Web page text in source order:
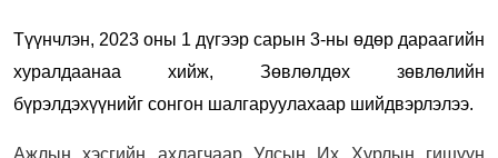
Түүнчлэн, 2023 оны 1 дүгээр сарын 3-ны өдөр дараагийн
хуралдаанаа хийж, Зөвлөлдөх зөвлөлийн
бүрэлдэхүүнийг сонгон шалгаруулахаар шийдвэрлэлээ.
Ажлын хэсгийн ахлагчаар Улсын Их Хурлын гишүүн